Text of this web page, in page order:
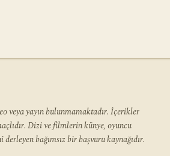
veya yayın bulunmamaktadır. İçerikler
Dizi ve filmlerin künye, oyuncu
bağımsız bir başvuru kaynağıdır.